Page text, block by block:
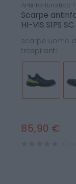
Antinfortunistica
Scarpe
HI-VIS S1PS
scarpe uomo
traspiranti
85,90 €